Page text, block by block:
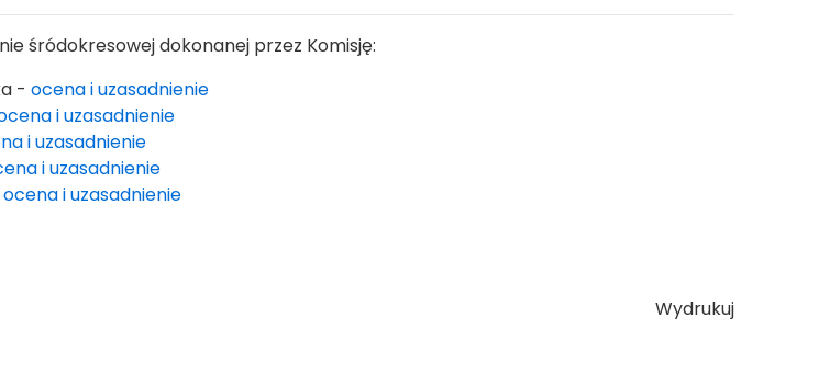
śródokresowej dokonanej przez Komisję:
- ocena i uzasadnienie
i uzasadnienie
i uzasadnienie
i uzasadnienie
ocena i uzasadnienie
Wydrukuj